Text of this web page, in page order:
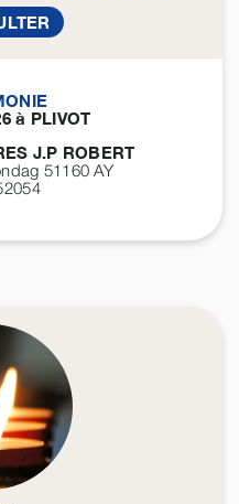
à PLIVOT
J.P ROBERT
51160AY